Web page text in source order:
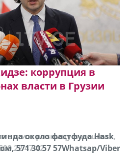
коррупция в
власти в Грузии
и в розницу в мешках,
22 47 42
около фастфуда Hask
571 30 57 57Whatsap/Viber